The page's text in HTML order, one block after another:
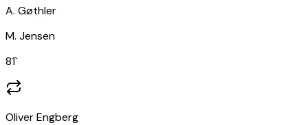
A. Gøthler
M. Jensen
81`
Oliver Engberg